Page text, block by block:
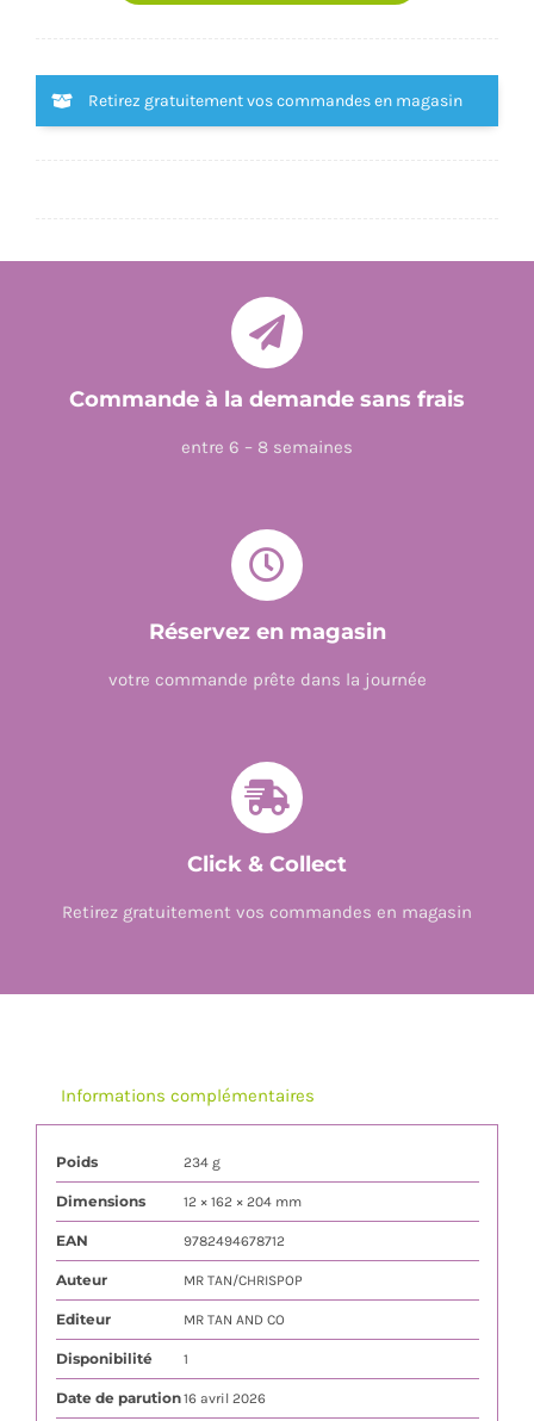
TOME
01
Retirez gratuitement vos commandes en magasin
Commande à la demande sans frais
entre 6 – 8 semaines
Réservez en magasin
votre commande prête dans la journée
Click & Collect
Retirez gratuitement vos commandes en magasin
Informations complémentaires
Poids 234 g
Dimensions 12 × 162 × 204 mm
EAN 9782494678712
Auteur MR TAN/CHRISPOP
Editeur MR TAN AND CO
Disponibilité 1
Date de parution16 avril 2026